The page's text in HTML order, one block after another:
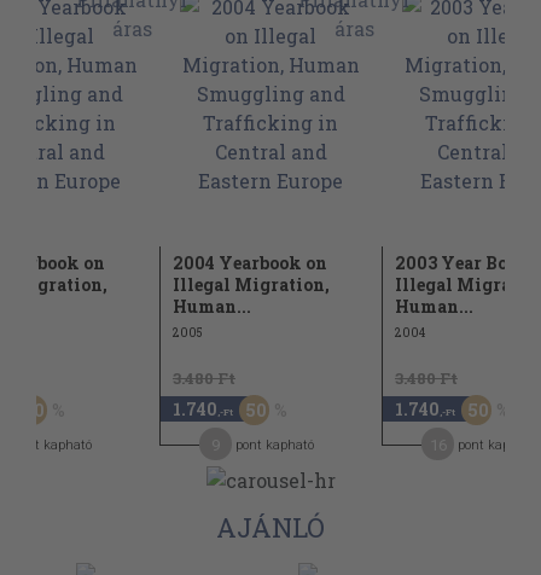
on
Migration,
50
pont kapható
2004 Yearbook on
Illegal Migration,
Human...
2005
3.480 Ft
1.740 ,-Ft 50
pont kapható
2003 Year Book
Illegal
Human...
2004
3.480 Ft
1.740 ,-Ft 50
pont kapható
AJÁNLÓ